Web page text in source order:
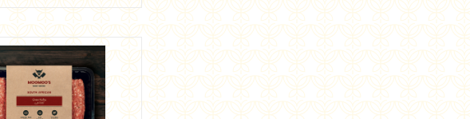
جنيه 475.00